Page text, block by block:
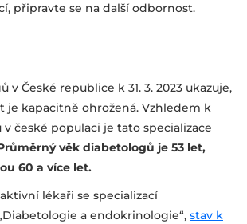
připravte se na další odbornost.
v České republice k 31. 3. 2023 ukazuje,
je kapacitně ohrožená. Vzhledem k
české populaci je tato specializace
věk diabetologů je 53 let,
60 a více let.
lékaři se specializací
a endokrinologie“, stav k